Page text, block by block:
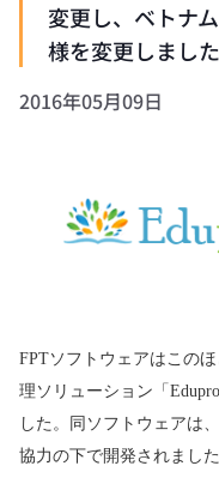
変更し、ベトナ
様を変更しました
2016年05月09日
FPTソフトウェアはこの
理ソリューション「
した。同ソフトウェアは、
協力の下で開発されまし